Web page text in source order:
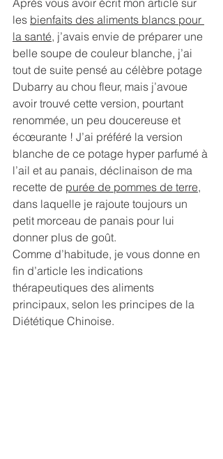
Après vous avoir écrit mon article sur
les bienfaits des aliments blancs pour
la santé, j’avais envie de préparer une
belle soupe de couleur blanche, j’ai
tout de suite pensé au célèbre potage
Dubarry au chou fleur, mais j’avoue
avoir trouvé cette version, pourtant
renommée, un peu doucereuse et
écœurante ! J’ai préféré la version
blanche de ce potage hyper parfumé à
l’ail et au panais, déclinaison de ma
recette de purée de pommes de terre,
dans laquelle je rajoute toujours un
petit morceau de panais pour lui
donner plus de goût.
Comme d’habitude, je vous donne en
fin d’article les indications
thérapeutiques des aliments
principaux, selon les principes de la
Diététique Chinoise.